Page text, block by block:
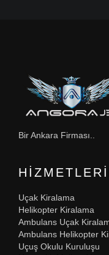
Bir Ankara Firması..
Uçak Kiralama
Helikopter Kiralama
Ambulans Uçak
Ambulans Helikopter
Uçuş Okulu Kuruluşu